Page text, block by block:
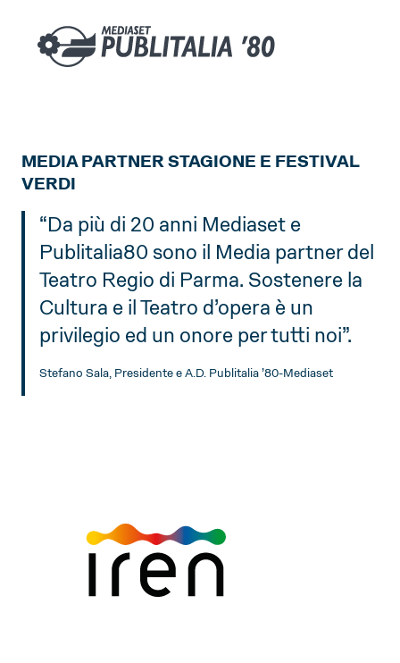
MEDIA PARTNER STAGIONE E FESTIVAL
VERDI
“Da più di 20 anni Mediaset e
Publitalia80 sono il Media partner del
Teatro Regio di Parma. Sostenere la
Cultura e il Teatro d’opera è un
privilegio ed un onore per tutti noi”.
Stefano Sala, Presidente e A.D. Publitalia ’80-Mediaset